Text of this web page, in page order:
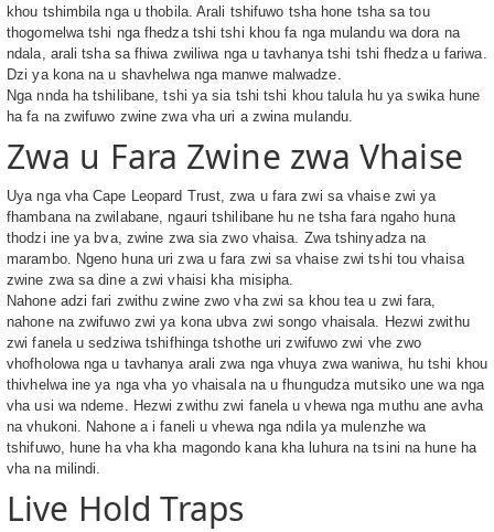
khou tshimbila nga u thobila. Arali tshifuwo tsha hone tsha sa tou
thogomelwa tshi nga fhedza tshi tshi khou fa nga mulandu wa dora na
ndala, arali tsha sa fhiwa zwiliwa nga u tavhanya tshi tshi fhedza u fariwa.
Dzi ya kona na u shavhelwa nga manwe malwadze.
Nga nnda ha tshilibane, tshi ya sia tshi tshi khou talula hu ya swika hune
ha fa na zwifuwo zwine zwa vha uri a zwina mulandu.
Zwa u Fara Zwine zwa Vhaise
Uya nga vha Cape Leopard Trust, zwa u fara zwi sa vhaise zwi ya
fhambana na zwilabane, ngauri tshilibane hu ne tsha fara ngaho huna
thodzi ine ya bva, zwine zwa sia zwo vhaisa. Zwa tshinyadza na
marambo. Ngeno huna uri zwa u fara zwi sa vhaise zwi tshi tou vhaisa
zwine zwa sa dine a zwi vhaisi kha misipha.
Nahone adzi fari zwithu zwine zwo vha zwi sa khou tea u zwi fara,
nahone na zwifuwo zwi ya kona ubva zwi songo vhaisala. Hezwi zwithu
zwi fanela u sedziwa tshifhinga tshothe uri zwifuwo zwi vhe zwo
vhofholowa nga u tavhanya arali zwa nga vhuya zwa waniwa, hu tshi khou
thivhelwa ine ya nga vha yo vhaisala na u fhungudza mutsiko une wa nga
vha usi wa ndeme. Hezwi zwithu zwi fanela u vhewa nga muthu ane avha
na vhukoni. Nahone a i faneli u vhewa nga ndila ya mulenzhe wa
tshifuwo, hune ha vha kha magondo kana kha luhura na tsini na hune ha
vha na milindi.
Live Hold Traps